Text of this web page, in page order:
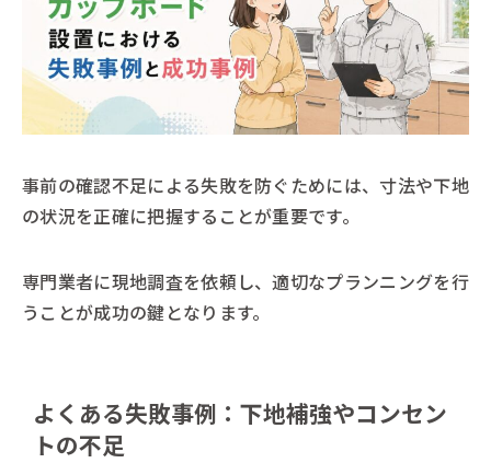
事前の確認不足による失敗を防ぐためには、寸法や下地
の状況を正確に把握することが重要です。
専門業者に現地調査を依頼し、適切なプランニングを行
うことが成功の鍵となります。
よくある失敗事例：下地補強やコンセン
トの不足